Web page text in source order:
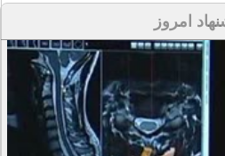
امروز